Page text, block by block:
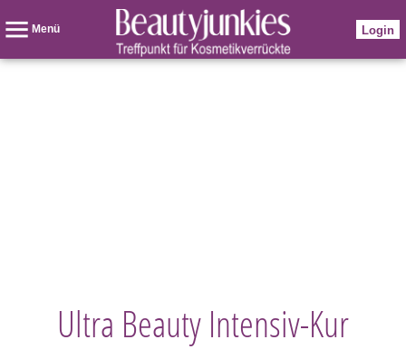
Menü Login
Ultra Beauty Intensiv-Kur